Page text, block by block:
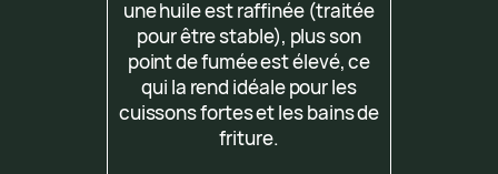
une huile est raffinée (traitée
pour être stable), plus son
point de fumée est élevé, ce
qui la rend idéale pour les
cuissons fortes et les bains de
friture.